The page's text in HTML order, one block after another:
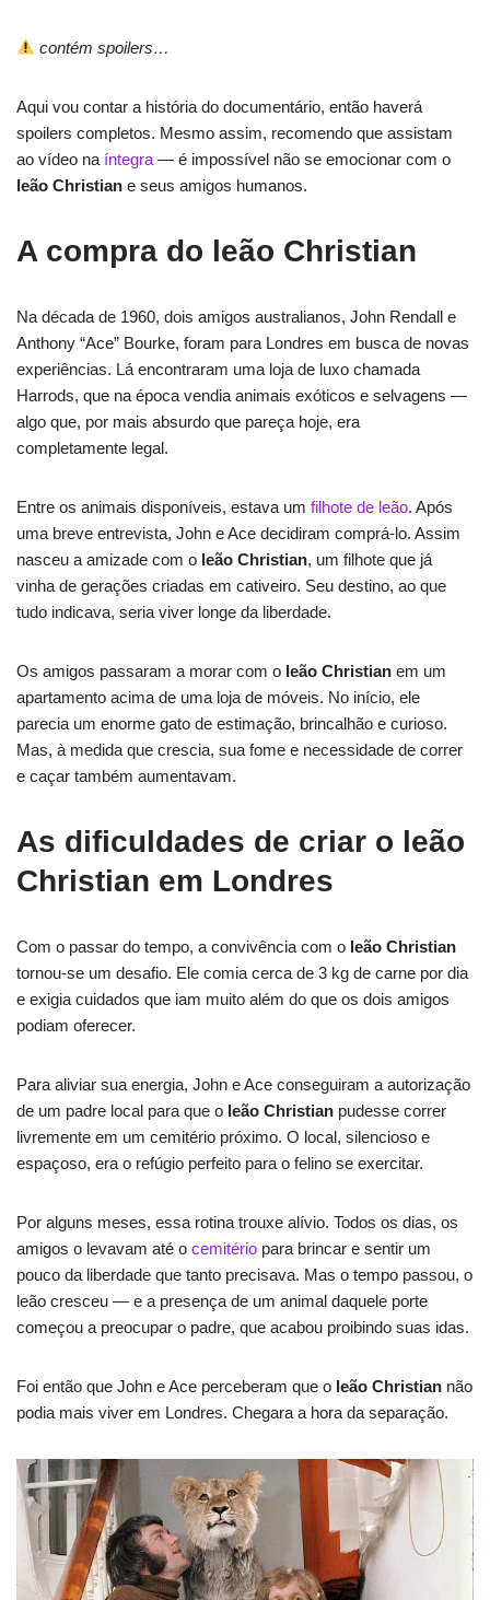
contém spoilers…
Aqui vou contar a história do documentário, então haverá
spoilers completos. Mesmo assim, recomendo que assistam
ao vídeo na íntegra — é impossível não se emocionar com o
leão Christian e seus amigos humanos.
A compra do leão Christian
Na década de 1960, dois amigos australianos, John Rendall e
Anthony “Ace” Bourke, foram para Londres em busca de novas
experiências. Lá encontraram uma loja de luxo chamada
Harrods, que na época vendia animais exóticos e selvagens —
algo que, por mais absurdo que pareça hoje, era
completamente legal.
Entre os animais disponíveis, estava um filhote de leão. Após
uma breve entrevista, John e Ace decidiram comprá-lo. Assim
nasceu a amizade com o leão Christian, um filhote que já
vinha de gerações criadas em cativeiro. Seu destino, ao que
tudo indicava, seria viver longe da liberdade.
Os amigos passaram a morar com o leão Christian em um
apartamento acima de uma loja de móveis. No início, ele
parecia um enorme gato de estimação, brincalhão e curioso.
Mas, à medida que crescia, sua fome e necessidade de correr
e caçar também aumentavam.
As dificuldades de criar o leão
Christian em Londres
Com o passar do tempo, a convivência com o leão Christian
tornou-se um desafio. Ele comia cerca de 3 kg de carne por dia
e exigia cuidados que iam muito além do que os dois amigos
podiam oferecer.
Para aliviar sua energia, John e Ace conseguiram a autorização
de um padre local para que o leão Christian pudesse correr
livremente em um cemitério próximo. O local, silencioso e
espaçoso, era o refúgio perfeito para o felino se exercitar.
Por alguns meses, essa rotina trouxe alívio. Todos os dias, os
amigos o levavam até o cemitério para brincar e sentir um
pouco da liberdade que tanto precisava. Mas o tempo passou, o
leão cresceu — e a presença de um animal daquele porte
começou a preocupar o padre, que acabou proibindo suas idas.
Foi então que John e Ace perceberam que o leão Christian não
podia mais viver em Londres. Chegara a hora da separação.